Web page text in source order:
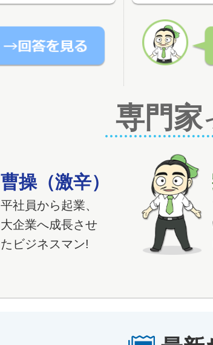
専門家
曹操（激辛）
平社員から起業、
大企業へ成長させ
たビジネスマン!